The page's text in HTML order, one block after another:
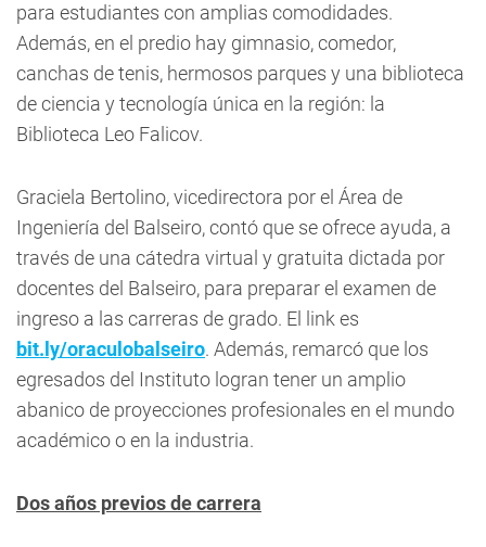
para estudiantes con amplias comodidades.
Además, en el predio hay gimnasio, comedor,
canchas de tenis, hermosos parques y una biblioteca
de ciencia y tecnología única en la región: la
Biblioteca Leo Falicov.
Graciela Bertolino, vicedirectora por el Área de
Ingeniería del Balseiro, contó que se ofrece ayuda, a
través de una cátedra virtual y gratuita dictada por
docentes del Balseiro, para preparar el examen de
ingreso a las carreras de grado. El link es
bit.ly/oraculobalseiro. Además, remarcó que los
egresados del Instituto logran tener un amplio
abanico de proyecciones profesionales en el mundo
académico o en la industria.
Dos años previos de carrera